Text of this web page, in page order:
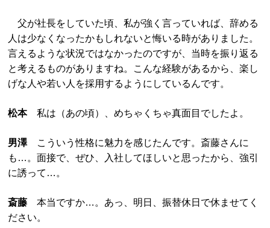
父が社長をしていた頃、私が強く言っていれば、辞める
人は少なくなったかもしれないと悔いる時がありました。
言えるような状況ではなかったのですが、当時を振り返る
と考えるものがありますね。こんな経験があるから、楽し
げな人や若い人を採用するようにしているんです。
松本私は（あの頃）、めちゃくちゃ真面目でしたよ。
男澤こういう性格に魅力を感じたんです。斎藤さんに
も…。面接で、ぜひ、入社してほしいと思ったから、強引
に誘って…。
斎藤 本当ですか…。あっ、明日、振替休日で休ませてく
ださい。